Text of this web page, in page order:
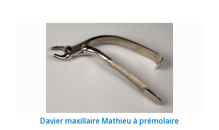
Davier maxillaire Mathieu à prémolaire